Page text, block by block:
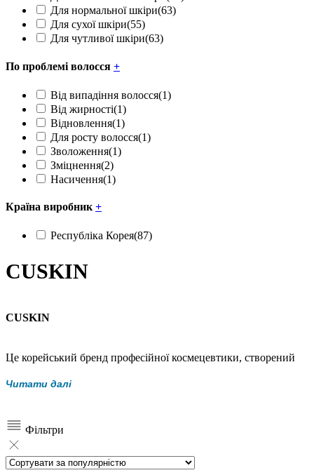
Для нормальної шкіри(63)
Для сухої шкіри(55)
Для чутливої шкіри(63)
По проблемі волосся +
Від випадіння волосся(1)
Від жирності(1)
Відновлення(1)
Для росту волосся(1)
Зволоження(1)
Зміцнення(2)
Насичення(1)
Країна виробник +
Республіка Корея(87)
CUSKIN
CUSKIN
Це корейський бренд професійної космецевтики, створений
виробничі потужності, що дозволяє бренду повністю
контролювати якість і ефективність продуктів.
Усі засоби CUSKIN розробляються лікарями-дерматологами з
урахуванням реальних клінічних потреб шкіри. Формули
Читати далі
Фільтри